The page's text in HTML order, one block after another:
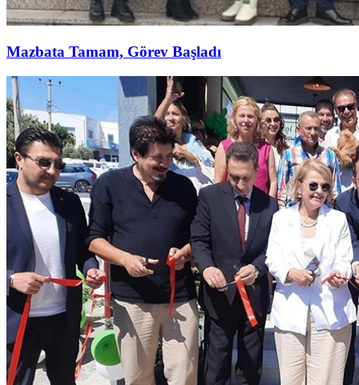
Mazbata Tamam, Görev Başladı